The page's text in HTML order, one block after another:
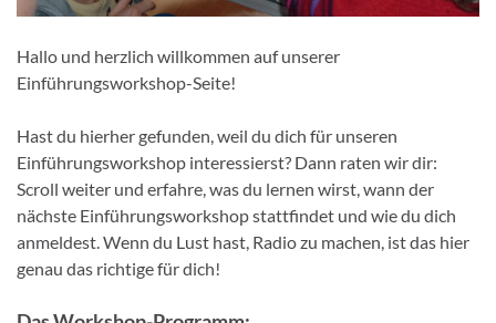
Hallo und herzlich willkommen auf unserer
Einführungsworkshop-Seite!
Hast du hierher gefunden, weil du dich für unseren
Einführungsworkshop interessierst? Dann raten wir dir:
Scroll weiter und erfahre, was du lernen wirst, wann der
nächste Einführungsworkshop stattfindet und wie du dich
anmeldest. Wenn du Lust hast, Radio zu machen, ist das hier
genau das richtige für dich!